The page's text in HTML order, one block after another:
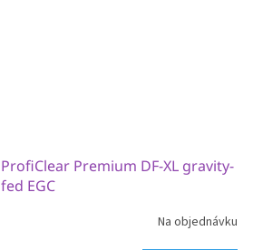
ProfiClear Premium DF-XL gravity-
fed EGC
Na objednávku